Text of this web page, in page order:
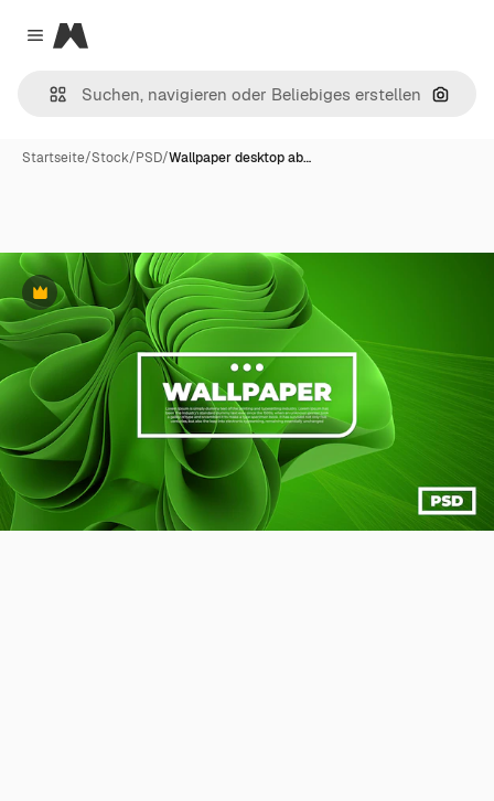
Close menu
Magnific
Nach
Startseite/Stock/PSD/Wallpaper desktop ab…
Premium